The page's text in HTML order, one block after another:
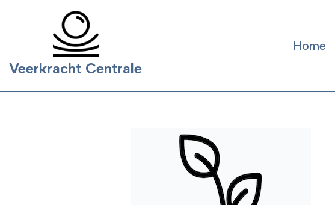
de
inhoud
Veerkracht Centrale
Home